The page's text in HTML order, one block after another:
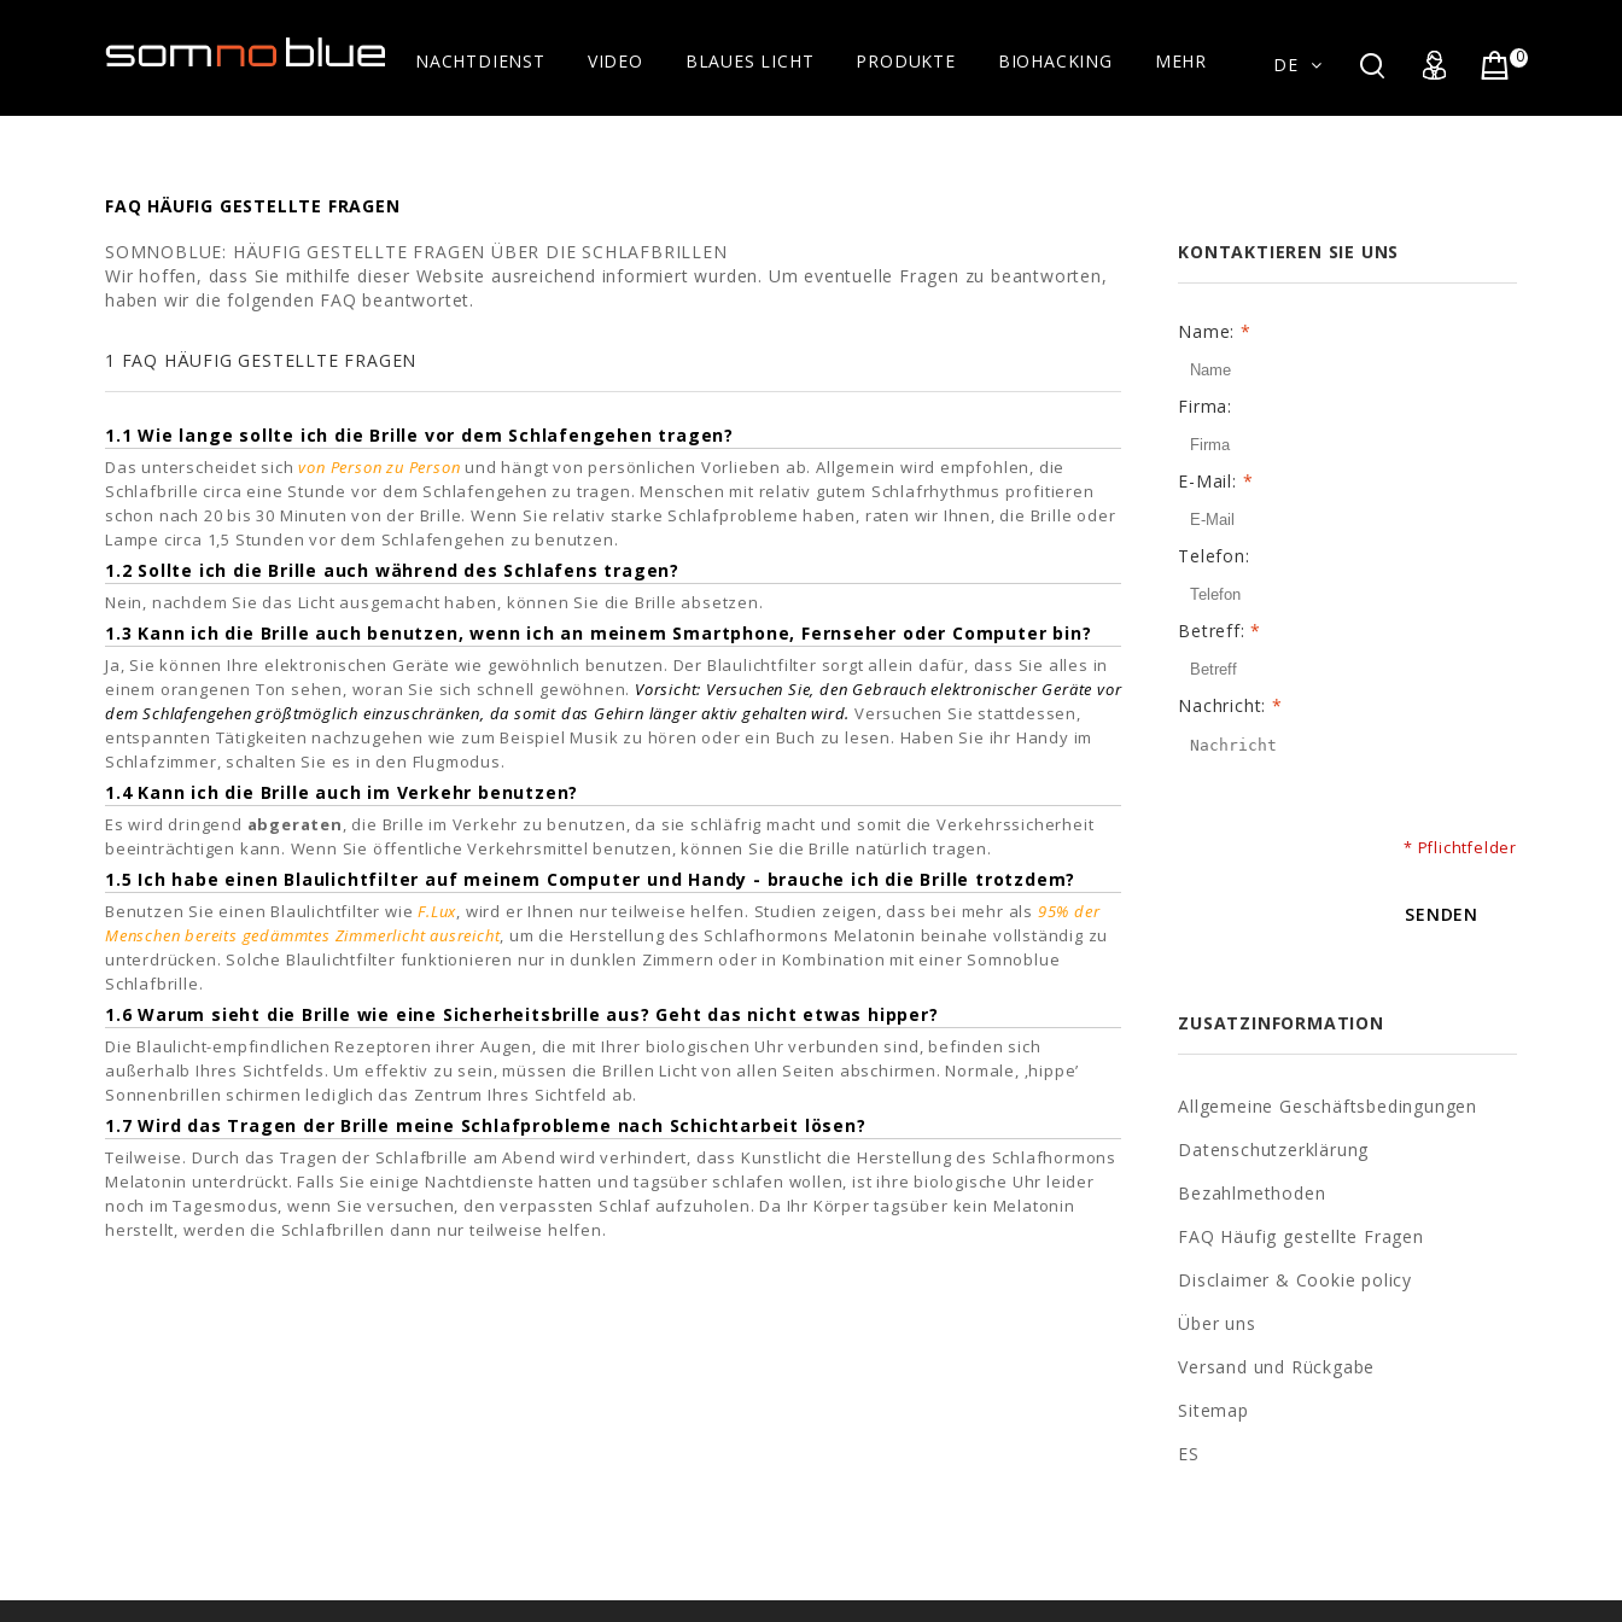
NACHTDIENST VIDEO BLAUES LICHT PRODUKTE BIOHACKING MEHR 0
DE
FAQ HÄUFIG GESTELLTE FRAGEN
SOMNOBLUE: HÄUFIG GESTELLTE FRAGEN ÜBER DIE SCHLAFBRILLEN
Wir hoffen, dass Sie mithilfe dieser Website ausreichend informiert wurden. Um eventuelle Fragen zu beantworten,
haben wir die folgenden FAQ beantwortet.
1 FAQ HÄUFIG GESTELLTE FRAGEN
1.1 Wie lange sollte ich die Brille vor dem Schlafengehen tragen?
Das unterscheidet sichvon Person zu Person und hängt von persönlichen Vorlieben ab. Allgemein wird empfohlen, die
Schlafbrille circa eine Stunde vor dem Schlafengehen zu tragen. Menschen mit relativ gutem Schlafrhythmus profitieren
schon nach 20 bis 30 Minuten von der Brille. Wenn Sie relativ starke Schlafprobleme haben, raten wir Ihnen, die Brille oder
Lampe circa 1,5 Stunden vor dem Schlafengehen zu benutzen.
1.2 Sollte ich die Brille auch während des Schlafens tragen?
Nein, nachdem Sie das Licht ausgemacht haben, können Sie die Brille absetzen.
1.3 Kann ich die Brille auch benutzen, wenn ich an meinem Smartphone, Fernseher oder Computer bin?
Ja, Sie können Ihre elektronischen Geräte wie gewöhnlich benutzen. Der Blaulichtfilter sorgt allein dafür, dass Sie alles in
einem orangenen Ton sehen, woran Sie sich schnell gewöhnen. Vorsicht: Versuchen Sie, den Gebrauch elektronischer Geräte vor
dem Schlafengehen größtmöglich einzuschränken, da somit das Gehirn länger aktiv gehalten wird. Versuchen Sie stattdessen,
entspannten Tätigkeiten nachzugehen wie zum Beispiel Musik zu hören oder ein Buch zu lesen. Haben Sie ihr Handy im
Schlafzimmer, schalten Sie es in den Flugmodus.
1.4 Kann ich die Brille auch im Verkehr benutzen?
Es wird dringend abgeraten, die Brille im Verkehr zu benutzen, da sie schläfrig macht und somit die Verkehrssicherheit
beeinträchtigen kann. Wenn Sie öffentliche Verkehrsmittel benutzen, können Sie die Brille natürlich tragen.
1.5 Ich habe einen Blaulichtfilter auf meinem Computer und Handy - brauche ich die Brille trotzdem?
Benutzen Sie einen Blaulichtfilter wieF.Lux, wird er Ihnen nur teilweise helfen. Studien zeigen, dass bei mehr als 95% der
Menschen bereits gedämmtes Zimmerlicht ausreicht, um die Herstellung des Schlafhormons Melatonin beinahe vollständig zu
unterdrücken. Solche Blaulichtfilter funktionieren nur in dunklen Zimmern oder in Kombination mit einer Somnoblue
Schlafbrille.
1.6 Warum sieht die Brille wie eine Sicherheitsbrille aus? Geht das nicht etwas hipper?
Die Blaulicht-empfindlichen Rezeptoren ihrer Augen, die mit Ihrer biologischen Uhr verbunden sind, befinden sich
außerhalb Ihres Sichtfelds. Um effektiv zu sein, müssen die Brillen Licht von allen Seiten abschirmen. Normale, ‚hippe’
Sonnenbrillen schirmen lediglich das Zentrum Ihres Sichtfeld ab.
1.7 Wird das Tragen der Brille meine Schlafprobleme nach Schichtarbeit lösen?
Teilweise. Durch das Tragen der Schlafbrille am Abend wird verhindert, dass Kunstlicht die Herstellung des Schlafhormons
Melatonin unterdrückt. Falls Sie einige Nachtdienste hatten und tagsüber schlafen wollen, ist ihre biologische Uhr leider
noch im Tagesmodus, wenn Sie versuchen, den verpassten Schlaf aufzuholen. Da Ihr Körper tagsüber kein Melatonin
herstellt, werden die Schlafbrillen dann nur teilweise helfen.
KONTAKTIEREN SIE UNS
Name:*
Firma:
E-Mail: *
Telefon:
Betreff:*
Nachricht:*
* Pflichtfelder
SENDEN
ZUSATZINFORMATION
Allgemeine Geschäftsbedingungen
Datenschutzerklärung
Bezahlmethoden
FAQ Häufig gestellte Fragen
Disclaimer & Cookie policy
Über uns
Versand und Rückgabe
Sitemap
ES